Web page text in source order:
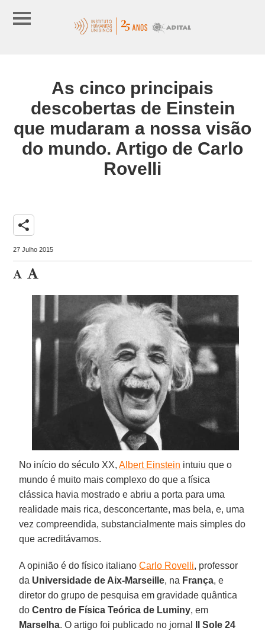
As cinco principais
descobertas de Einstein
que mudaram a nossa visão
do mundo. Artigo de Carlo
Rovelli
share
27 Julho 2015
No início do século XX,Albert Einstein intuiu que o
mundo é muito mais complexo do que a física
clássica havia mostrado e abriu a porta para uma
realidade mais rica, desconcertante, mas bela, e, uma
vez compreendida, substancialmente mais simples do
que acreditávamos.
A opinião é do físico italianoCarlo Rovelli, professor
da Universidade de Aix-Marseille, na França, e
diretor do grupo de pesquisa em gravidade quântica
doCentro de Física Teórica de Luminy, em
Marselha. O artigo foi publicado no jornal
Il Sole 24